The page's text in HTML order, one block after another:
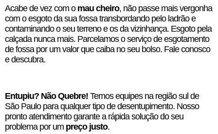
Acabe de vez com o mau cheiro, não passe mais vergonha
com o esgoto da sua fossa transbordando pelo ladrão e
contaminando o seu terreno e os da vizinhança. Esgoto pela
calçada nunca mais. Parcelamos o serviço de esgotamento
de fossa por um valor que caiba no seu bolso. Fale conosco
e descubra.
Entupiu? Não Quebre! Temos equipes na região sul de
São Paulo para qualquer tipo de desentupimento. Nosso
pronto atendimento garante a rápida solução do seu
problema por um preço justo.